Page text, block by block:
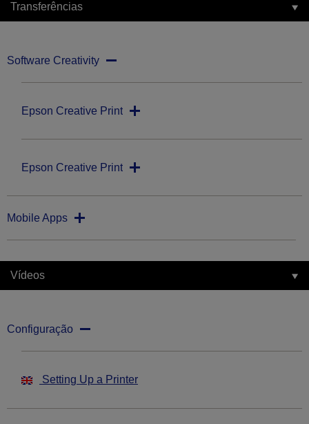
Transferências
Software Creativity
Epson Creative Print
Epson Creative Print
Mobile Apps
Vídeos
Configuração
Setting Up a Printer